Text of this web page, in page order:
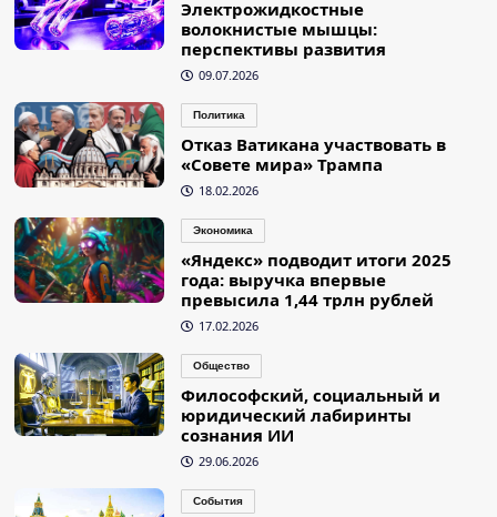
Электрожидкостные
волокнистые мышцы:
перспективы развития
09.07.2026
Политика
Отказ Ватикана участвовать в
«Совете мира» Трампа
18.02.2026
Экономика
«Яндекс» подводит итоги 2025
года: выручка впервые
превысила 1,44 трлн рублей
17.02.2026
Общество
Философский, социальный и
юридический лабиринты
сознания ИИ
29.06.2026
События